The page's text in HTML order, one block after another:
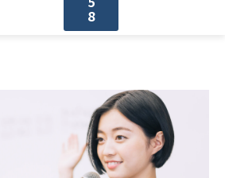
8
お役立ち資料
セミナー